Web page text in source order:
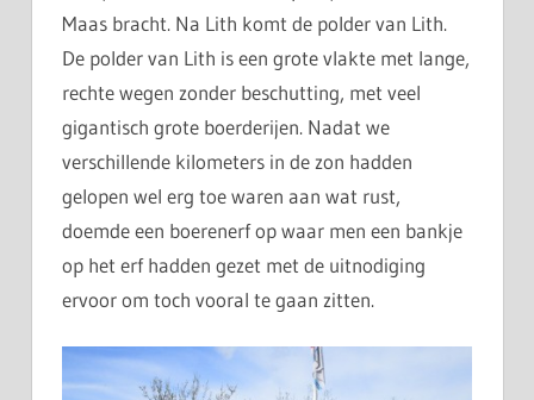
Maas bracht. Na Lith komt de polder van Lith.
De polder van Lith is een grote vlakte met lange,
rechte wegen zonder beschutting, met veel
gigantisch grote boerderijen. Nadat we
verschillende kilometers in de zon hadden
gelopen wel erg toe waren aan wat rust,
doemde een boerenerf op waar men een bankje
op het erf hadden gezet met de uitnodiging
ervoor om toch vooral te gaan zitten.